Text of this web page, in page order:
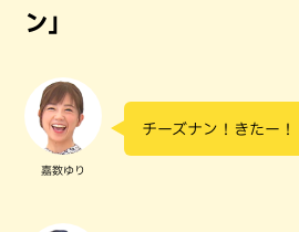
ン」
嘉数ゆり
チーズナン！きたー！